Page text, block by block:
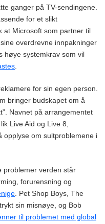
ganger på TV-sendingene.
for et slikt
at Microsoft som partner til
overdrevne innpakninger
høye systemkrav som vil
for sin egen person.
bringer budskapet om å
Navnet på arrangementet
Live Aid og Live 8,
opplyse om sultproblemene i
problemer verden står
forurensning og
. Pet Shop Boys, The
sin misnøye, og Bob
til problemet med global